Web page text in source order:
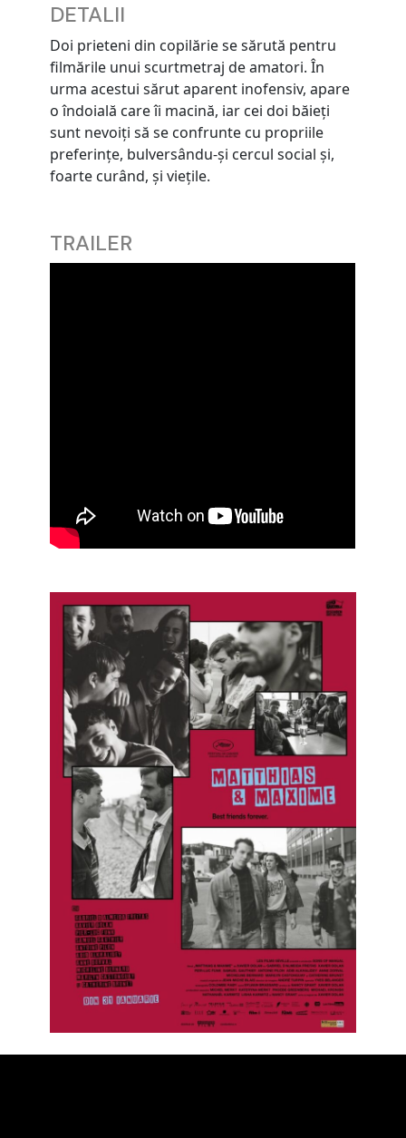
DETALII
Doi prieteni din copilărie se sărută pentru
filmările unui scurtmetraj de amatori. În
urma acestui sărut aparent inofensiv, apare
o îndoială care îi macină, iar cei doi băieți
sunt nevoiți să se confrunte cu propriile
preferințe, bulversându-și cercul social și,
foarte curând, și viețile.
TRAILER